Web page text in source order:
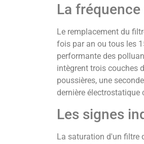
La
Le remplacement du
fois par an ou tous les
performante des
intègrent trois couches
poussières, une
dernière électrostatique
Les signes
La saturation d'un filtre